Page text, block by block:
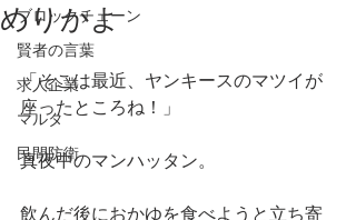
ブロックチェーン
賢者の言葉
求人企業
マルタ
民間防衛
めりかよ
「そこは最近、ヤンキースのマツイが
座ったところね！」
真夜中のマンハッタン。
飲んだ後におかゆを食べようと立ち寄